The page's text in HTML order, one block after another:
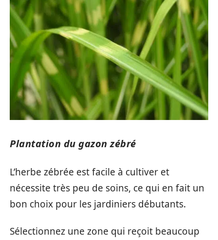
Plantation du gazon zébré
L’herbe zébrée est facile à cultiver et
nécessite très peu de soins, ce qui en fait un
bon choix pour les jardiniers débutants.
Sélectionnez une zone qui reçoit beaucoup